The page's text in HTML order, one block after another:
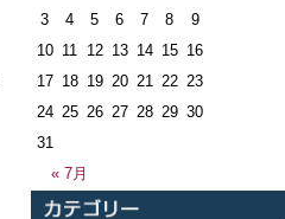
« 7月
3
4 5 6 7 8
9
10 11 12 13 14 15 16
17 18 19 20 21 22 23
24 25 26 27 28 29 30
31